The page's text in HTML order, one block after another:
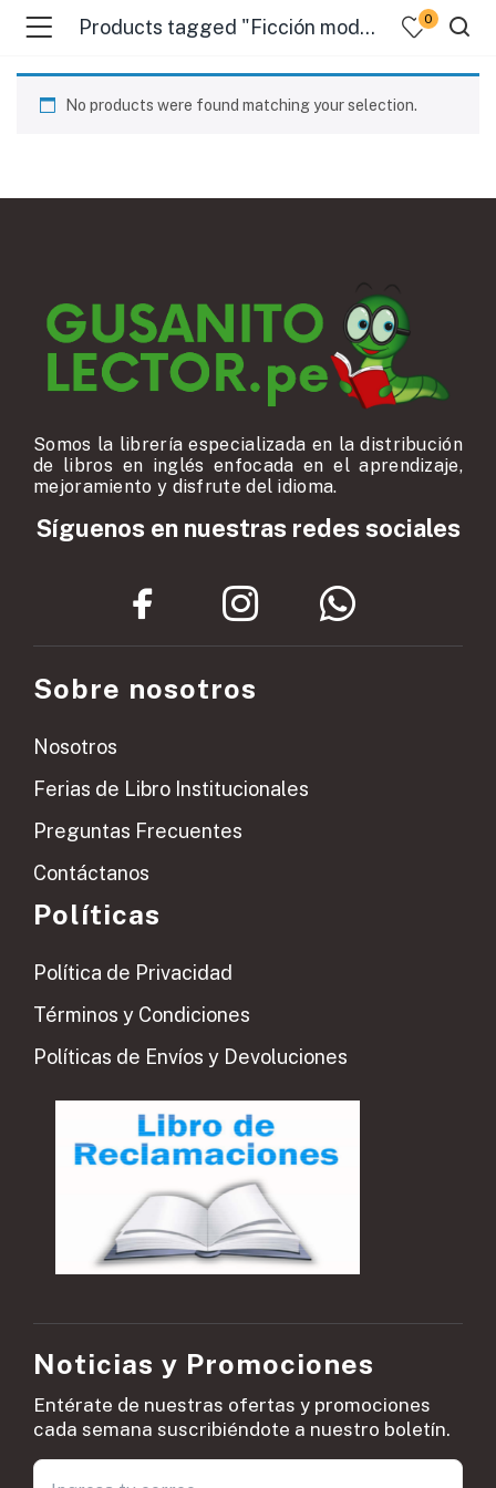
Products tagged "Ficción moderna" 0
No products were found matching your selection.
Somos la librería especializada en la distribución
de libros en inglés enfocada en el aprendizaje,
mejoramiento y disfrute del idioma.
Síguenos en nuestras redes sociales
Sobre nosotros
Nosotros
Ferias de Libro Institucionales
Preguntas Frecuentes
Contáctanos
Políticas
Política de Privacidad
Términos y Condiciones
Políticas de Envíos y Devoluciones
Noticias y Promociones
Entérate de nuestras ofertas y promociones
cada semana suscribiéndote a nuestro boletín.